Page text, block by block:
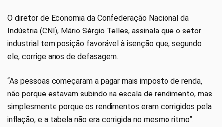
O diretor de Economia da Confederação Nacional da
Indústria (CNI), Mário Sérgio Telles, assinala que o setor
industrial tem posição favorável à isenção que, segundo
ele, corrige anos de defasagem.
“As pessoas começaram a pagar mais imposto de renda,
não porque estavam subindo na escala de rendimento, mas
simplesmente porque os rendimentos eram corrigidos pela
inflação, e a tabela não era corrigida no mesmo ritmo”.